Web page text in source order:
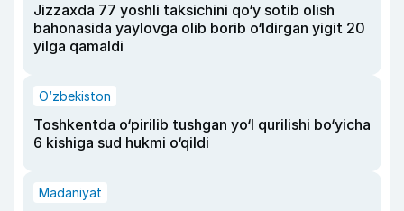
Jizzaxda 77 yoshli taksichini qo‘y sotib olish
bahonasida yaylovga olib borib o‘ldirgan yigit 20
yilga qamaldi
O‘zbekiston
Toshkentda o‘pirilib tushgan yo‘l qurilishi bo‘yicha
6 kishiga sud hukmi o‘qildi
Madaniyat